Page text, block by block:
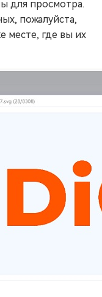
для просмотра.
пожалуйста,
месте, где вы их